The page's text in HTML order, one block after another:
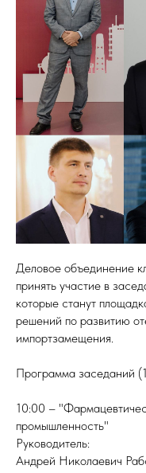
Деловое объединение
принять участие в
которые станут
решений по развитию
импортзамещения.
Программа заседаний
10:00 –
промышленность"
Руководитель:
Андрей Николаевич